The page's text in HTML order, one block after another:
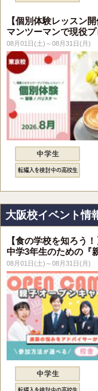
【個別体験レッスン開
マンツーマンで現役
08月01日(土)～08月31日(月)
大阪校イベント情
【食の学校を知ろう！
中学3年生のための『
08月01日(土)～08月31日(月)